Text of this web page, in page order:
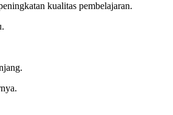
kualitas pembelajaran.